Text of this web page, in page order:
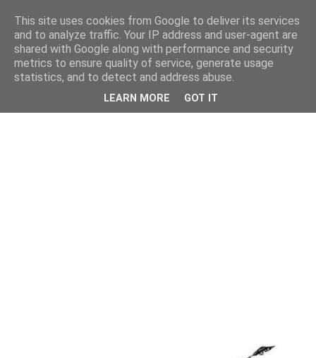
This site uses cookies from Google to deliver its services
and to analyze traffic. Your IP address and user-agent are
shared with Google along with performance and security
metrics to ensure quality of service, generate usage
statistics, and to detect and address abuse.
LEARN MORE GOT IT